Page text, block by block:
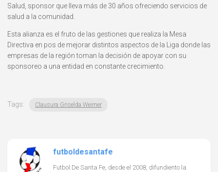
Salud, sponsor que lleva más de 30 años ofreciendo servicios de
salud a la comunidad.
Esta alianza es el fruto de las gestiones que realiza la Mesa
Directiva en pos de mejorar distintos aspectos de la Liga donde las
empresas de la región toman la decisión de apoyar con su
sponsoreo a una entidad en constante crecimiento.
Tags: Clausura Griselda Weimer
futboldesantafe
Futbol De Santa Fe, desde el 2008, difundiento la